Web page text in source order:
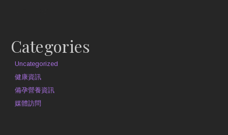
Categories
Uncategorized
健康資訊
備孕營養資訊
媒體訪問